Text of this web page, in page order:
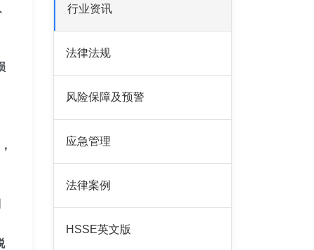
行业资讯
法律法规
风险保障及预警
应急管理
法律案例
HSSE英文版